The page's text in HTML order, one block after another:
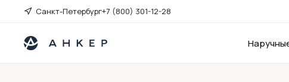
Санкт-Петербург+7 (800) 301-12-28